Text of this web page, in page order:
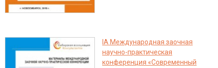
IA Международная заочная
научно-практическая
конференция «Современный